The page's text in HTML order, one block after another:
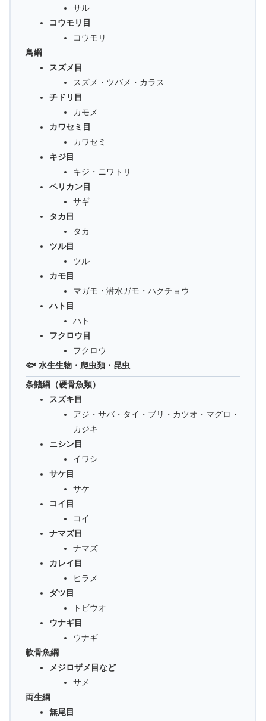
サル
コウモリ目
コウモリ
鳥綱
スズメ目
スズメ・ツバメ・カラス
チドリ目
カモメ
カワセミ目
カワセミ
キジ目
キジ・ニワトリ
ペリカン目
サギ
タカ目
タカ
ツル目
ツル
カモ目
マガモ・潜水ガモ・ハクチョウ
ハト目
ハト
フクロウ目
フクロウ
🐟 水生生物・爬虫類・昆虫
条鰭綱（硬骨魚類）
スズキ目
アジ・サバ・タイ・ブリ・カツオ・マグロ・
カジキ
ニシン目
イワシ
サケ目
サケ
コイ目
コイ
ナマズ目
ナマズ
カレイ目
ヒラメ
ダツ目
トビウオ
ウナギ目
ウナギ
軟骨魚綱
メジロザメ目など
サメ
両生綱
無尾目